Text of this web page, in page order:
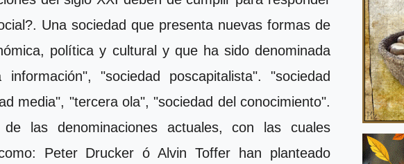
Una sociedad que presenta nuevas formas de
política y cultural y que ha sido denominada
"sociedad poscapitalista". "sociedad
media", "tercera ola", "sociedad del conocimiento".
las denominaciones actuales, con las cuales
Peter Drucker ó Alvin Toffer han planteado